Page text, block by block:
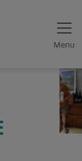
Menu